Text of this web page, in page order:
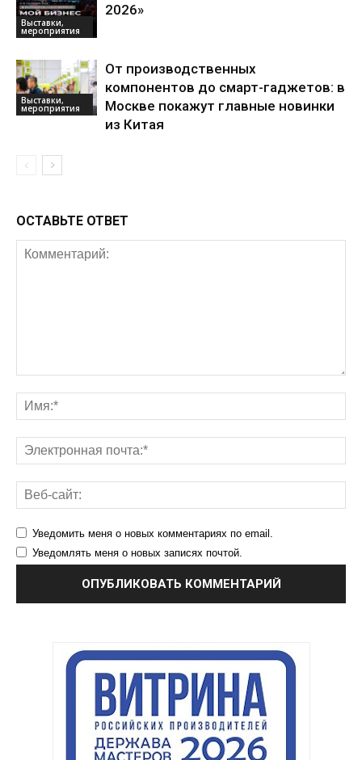
Выставки,
мероприятия
2026»
Выставки,
мероприятия
От производственных
компонентов до смарт-гаджетов: в
Москве покажут главные новинки
из Китая
ОСТАВЬТЕ ОТВЕТ
Уведомить меня о новых комментариях по email.
Уведомлять меня о новых записях почтой.